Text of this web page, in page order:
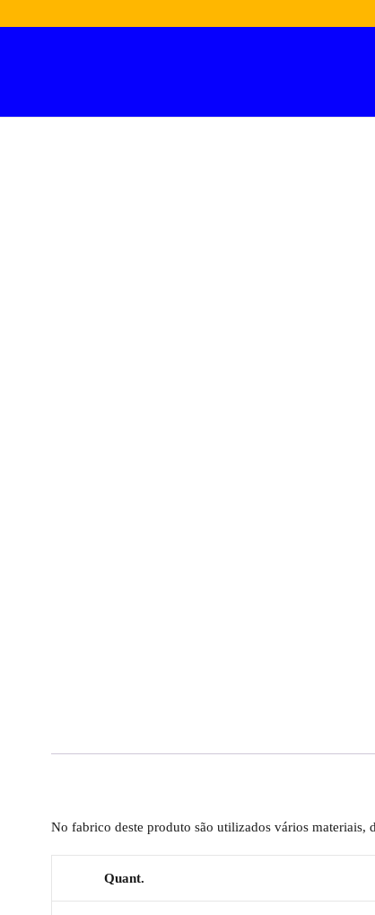
No fabrico deste produto são utilizados vários materiais,
Quant.